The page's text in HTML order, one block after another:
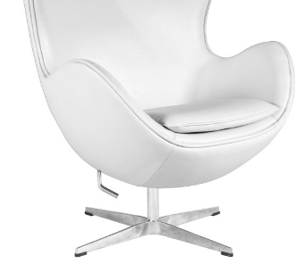
Click to enlarge